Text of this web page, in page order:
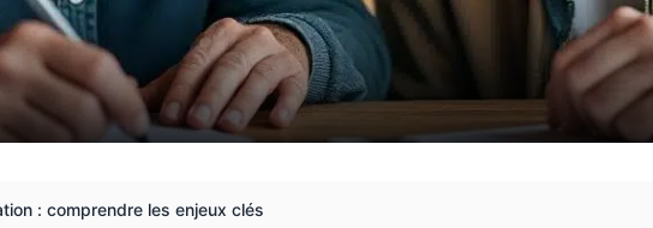
: comprendre les enjeux clés